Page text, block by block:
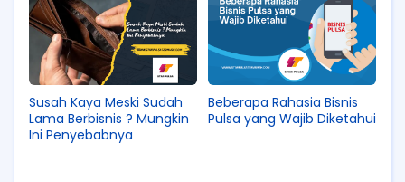
Susah Kaya Meski Sudah
Lama Berbisnis ? Mungkin
Ini Penyebabnya
Beberapa Rahasia Bisnis
Pulsa yang Wajib Diketahui